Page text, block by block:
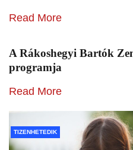
Read More
A Rákoshegyi Bartók
programja
Read More
TIZENHETEDIK